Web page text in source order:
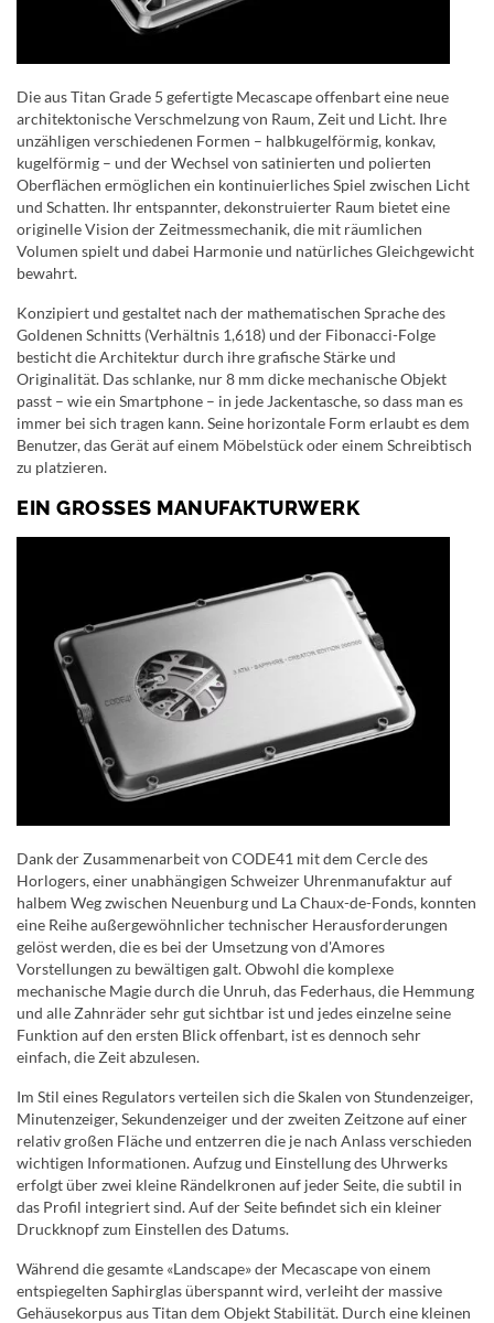
Die aus Titan Grade 5 gefertigte Mecascape offenbart eine neue
architektonische Verschmelzung von Raum, Zeit und Licht. Ihre
unzähligen verschiedenen Formen – halbkugelförmig, konkav,
kugelförmig – und der Wechsel von satinierten und polierten
Oberflächen ermöglichen ein kontinuierliches Spiel zwischen Licht
und Schatten. Ihr entspannter, dekonstruierter Raum bietet eine
originelle Vision der Zeitmessmechanik, die mit räumlichen
Volumen spielt und dabei Harmonie und natürliches Gleichgewicht
bewahrt.
Konzipiert und gestaltet nach der mathematischen Sprache des
Goldenen Schnitts (Verhältnis 1,618) und der Fibonacci-Folge
besticht die Architektur durch ihre grafische Stärke und
Originalität. Das schlanke, nur 8 mm dicke mechanische Objekt
passt – wie ein Smartphone – in jede Jackentasche, so dass man es
immer bei sich tragen kann. Seine horizontale Form erlaubt es dem
Benutzer, das Gerät auf einem Möbelstück oder einem Schreibtisch
zu platzieren.
EIN GROSSES MANUFAKTURWERK
Dank der Zusammenarbeit von CODE41 mit dem Cercle des
Horlogers, einer unabhängigen Schweizer Uhrenmanufaktur auf
halbem Weg zwischen Neuenburg und La Chaux-de-Fonds, konnten
eine Reihe außergewöhnlicher technischer Herausforderungen
gelöst werden, die es bei der Umsetzung von d'Amores
Vorstellungen zu bewältigen galt. Obwohl die komplexe
mechanische Magie durch die Unruh, das Federhaus, die Hemmung
und alle Zahnräder sehr gut sichtbar ist und jedes einzelne seine
Funktion auf den ersten Blick offenbart, ist es dennoch sehr
einfach, die Zeit abzulesen.
Im Stil eines Regulators verteilen sich die Skalen von Stundenzeiger,
Minutenzeiger, Sekundenzeiger und der zweiten Zeitzone auf einer
relativ großen Fläche und entzerren die je nach Anlass verschieden
wichtigen Informationen. Aufzug und Einstellung des Uhrwerks
erfolgt über zwei kleine Rändelkronen auf jeder Seite, die subtil in
das Profil integriert sind. Auf der Seite befindet sich ein kleiner
Druckknopf zum Einstellen des Datums.
Während die gesamte «Landscape» der Mecascape von einem
entspiegelten Saphirglas überspannt wird, verleiht der massive
Gehäusekorpus aus Titan dem Objekt Stabilität. Durch eine kleinen